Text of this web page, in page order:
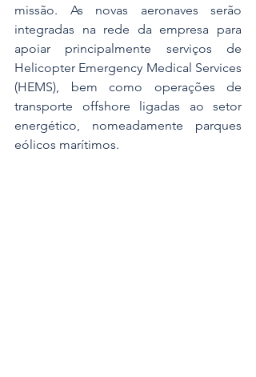
missão. As novas aeronaves serão
integradas na rede da empresa para
apoiar principalmente serviços de
Helicopter Emergency Medical Services
(HEMS), bem como operações de
transporte offshore ligadas ao setor
energético, nomeadamente parques
eólicos marítimos.